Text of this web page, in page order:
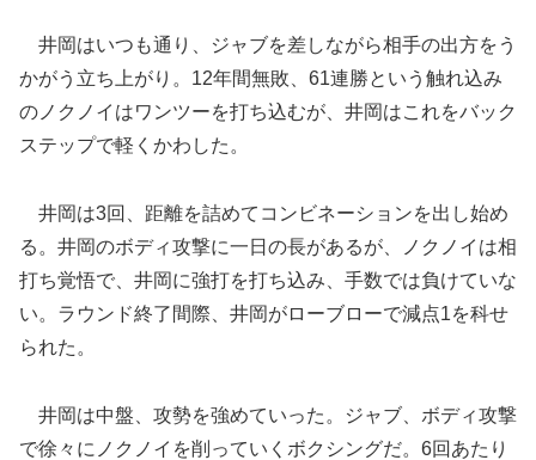
井岡はいつも通り、ジャブを差しながら相手の出方をう
かがう立ち上がり。12年間無敗、61連勝という触れ込み
のノクノイはワンツーを打ち込むが、井岡はこれをバック
ステップで軽くかわした。
井岡は3回、距離を詰めてコンビネーションを出し始め
る。井岡のボディ攻撃に一日の長があるが、ノクノイは相
打ち覚悟で、井岡に強打を打ち込み、手数では負けていな
い。ラウンド終了間際、井岡がローブローで減点1を科せ
られた。
井岡は中盤、攻勢を強めていった。ジャブ、ボディ攻撃
で徐々にノクノイを削っていくボクシングだ。6回あたり